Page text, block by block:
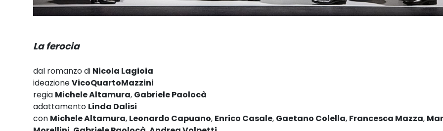
La ferocia
dal romanzo di Nicola Lagioia
ideazioneVicoQuartoMazzini
regia Michele Altamura, Gabriele Paolocà
adattamento Linda Dalisi
con Michele Altamura, Leonardo Capuano, Enrico Casale, Gaetano Colella, Francesca Mazza,